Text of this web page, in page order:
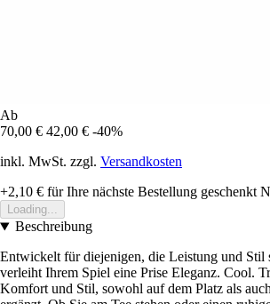
Ab
70,00 € 42,00 € -40%
inkl. MwSt. zzgl. Versandkosten
+2,10 € für Ihre nächste Bestellung geschenkt
Loading...
Beschreibung
Entwickelt für diejenigen, die Leistung und Stil
verleiht Ihrem Spiel eine Prise Eleganz. Cool.
Komfort und Stil, sowohl auf dem Platz als